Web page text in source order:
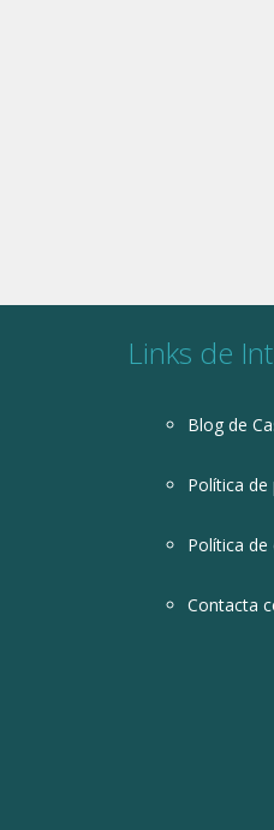
Links de
Blog de
Política de
Política de
Contacta